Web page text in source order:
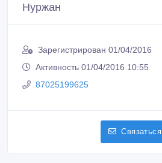
Нуржан
Зарегистрирован 01/04/2016
Активность 01/04/2016 10:55
87025199625
Связаться